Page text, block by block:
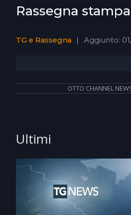
Rassegna
TG e Rassegna Aggiunto:
OTTO CHANNEL
Ultimi